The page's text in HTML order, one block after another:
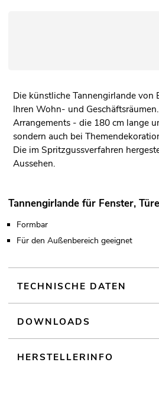
Die künstliche Tannengirlande
Ihren Wohn- und
Arrangements - die 180 cm lange
sondern auch bei
Die im Spritzgussverfahren
Aussehen.
Tannengirlande für Fenster,
Formbar
Für den Außenbereich geeignet
TECHNISCHE DATEN
DOWNLOADS
HERSTELLERINFO